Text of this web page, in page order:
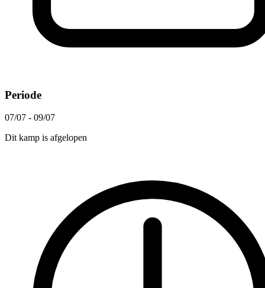
Periode
07/07 - 09/07
Dit kamp is afgelopen